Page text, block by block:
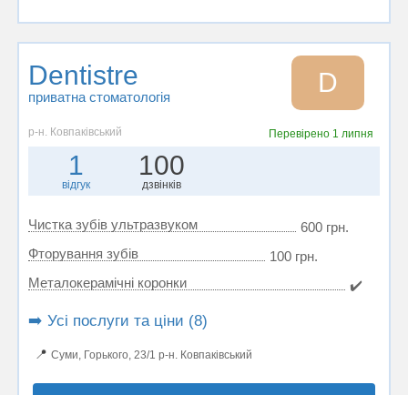
Dentistre
приватна стоматологія D
р-н. Ковпаківський Перевірено 1 липня
1
відгук
100
дзвінків
Чистка зубів ультразвуком
600 грн.
Фторування зубів
100 грн.
Металокерамічні коронки
✔️
➡️ Усі послуги та ціни (8)
📍 Суми, Горького, 23/1 р-н. Ковпаківський